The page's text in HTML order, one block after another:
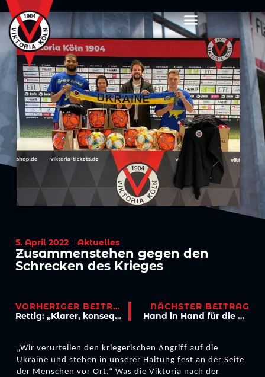
5. April 2022 Aktuelles
Zusammenstehen gegen den
Schrecken des Krieges
VORHERIGER BEITRAG
Rettig: „Klarer, konsequenter, schärfer und vor allen Dingen zeitnäher reagieren.“
NÄCHSTER BEITRAG
Hand in Hand für die Zukunft: NetCologne spendet mithilfe von Viktoria Köln Tablets
„Wir verurteilen den kriegerischen Angriff auf die
Ukraine und stehen in unserer Haltung fest an der Seite
der Menschen vor Ort.“ Was die Viktoria nach der